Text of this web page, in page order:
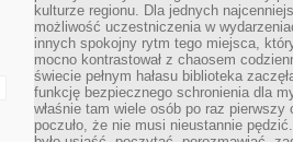
kulturze regionu. Dla jednych
możliwość uczestniczenia w
innych spokojny rytm tego miejsca,
mocno kontrastował z chaosem
świecie pełnym hałasu biblioteka
funkcję bezpiecznego schronienia dla
właśnie tam wiele osób po raz pierwszy
poczuło, że nie musi nieustannie